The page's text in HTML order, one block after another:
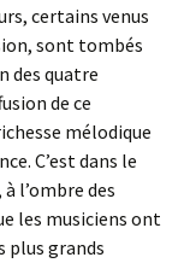
certains venus
sont tombés
des quatre
de ce
mélodique
C’est dans le
l’ombre des
les musiciens ont
plus grands